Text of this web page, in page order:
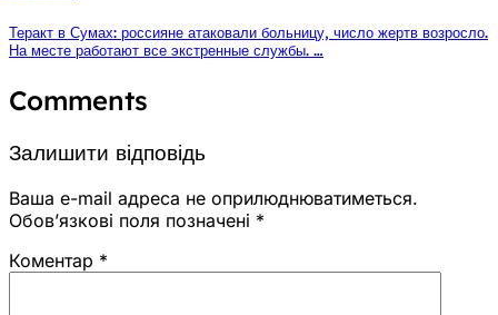
Теракт в Сумах: россияне атаковали больницу, число жертв возросло.
На месте работают все экстренные службы. …
Comments
Залишити відповідь
Ваша e-mail адреса не оприлюднюватиметься.
Обов’язкові поля позначені *
Коментар *